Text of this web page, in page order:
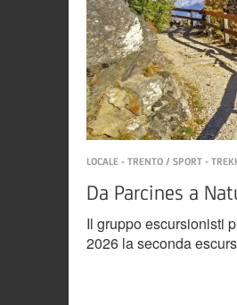
LOCALE - TRENTO / SPORT -
Da Parcines a
Il gruppo escursionisti
2026 la seconda